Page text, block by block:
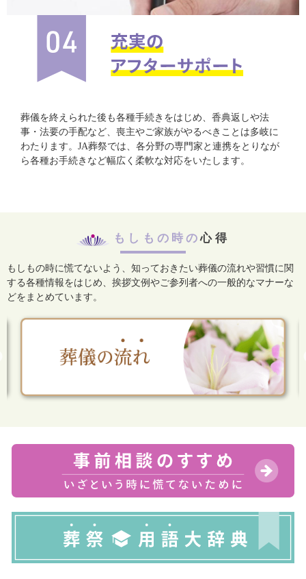
葬儀を終えられた後も各種手続きをはじめ、香典返しや法
事・法要の手配など、喪主やご家族がやるべきことは多岐に
わたります。JA葬祭では、各分野の専門家と連携をとりなが
ら各種お手続きなど幅広く柔軟な対応をいたします。
もしもの時の心得
もしもの時に慌てないよう、知っておきたい葬儀の流れや習慣に関
する各種情報をはじめ、 挨拶文例やご参列者への一般的なマナーな
どをまとめています。